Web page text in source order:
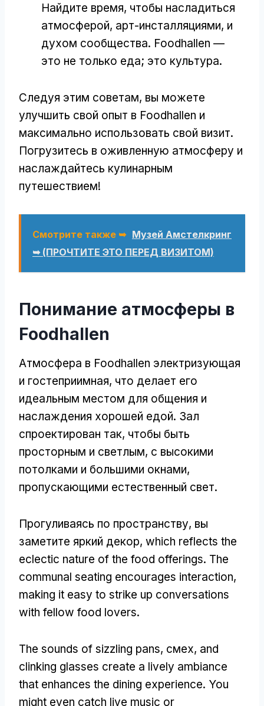
Найдите время, чтобы насладиться
атмосферой, арт-инсталляциями, и
духом сообщества. Foodhallen —
это не только еда; это культура.
Следуя этим советам, вы можете
улучшить свой опыт в Foodhallen и
максимально использовать свой визит.
Погрузитесь в оживленную атмосферу и
наслаждайтесь кулинарным
путешествием!
Смотрите также ➥ Музей Амстелкринг
➥ (ПРОЧТИТЕ ЭТО ПЕРЕД ВИЗИТОМ)
Понимание атмосферы в
Foodhallen
Атмосфера в Foodhallen электризующая
и гостеприимная, что делает его
идеальным местом для общения и
наслаждения хорошей едой. Зал
спроектирован так, чтобы быть
просторным и светлым, с высокими
потолками и большими окнами,
пропускающими естественный свет.
Прогуливаясь по пространству, вы
заметите яркий декор, which reflects the
eclectic nature of the food offerings. The
communal seating encourages interaction,
making it easy to strike up conversations
with fellow food lovers.
The sounds of sizzling pans, смех, and
clinking glasses create a lively ambiance
that enhances the dining experience. You
might even catch live music or